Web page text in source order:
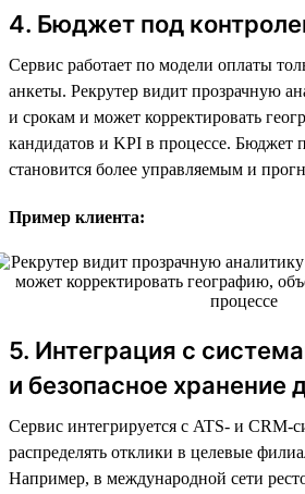
4. Бюджет под
Сервис работает по модели оплаты
анкеты. Рекрутер видит прозрачную
и срокам и может корректировать
кандидатов и KPI в процессе. Бюджет
становится более управляемым и
Пример клиента:
5. Интеграция с
и безопасное хранение
Сервис интегрируется с ATS- и CRM-
распределять отклики в целевые
Например, в международной сети